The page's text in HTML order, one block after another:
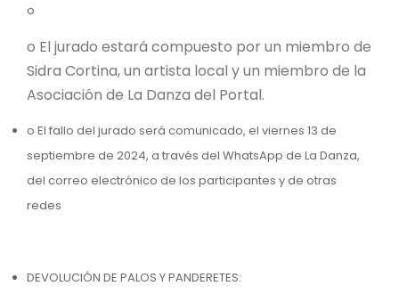
o
o El jurado estará compuesto por un miembro de
Sidra Cortina, un artista local y un miembro de la
Asociación de La Danza del Portal.
o El fallo del jurado será comunicado, el viernes 13 de
septiembre de 2024, a través del WhatsApp de La Danza,
del correo electrónico de los participantes y de otras
redes
DEVOLUCIÓN DE PALOS Y PANDERETES: